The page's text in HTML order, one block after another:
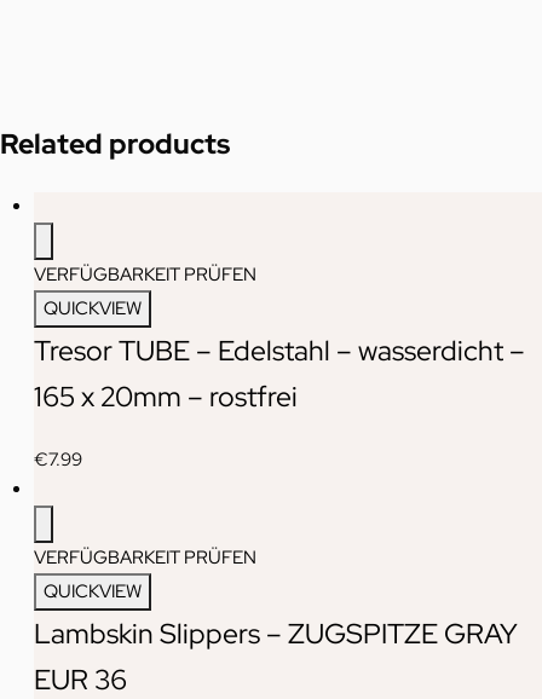
Related products
VERFÜGBARKEIT PRÜFEN
QUICKVIEW
Tresor TUBE – Edelstahl – wasserdicht –
165 x 20mm – rostfrei
€7.99
VERFÜGBARKEIT PRÜFEN
QUICKVIEW
Lambskin Slippers – ZUGSPITZE GRAY
EUR 36